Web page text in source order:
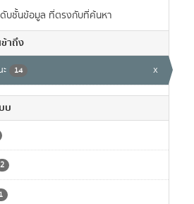
ดับชั้นข้อมูล ที่ตรงกับที่ค้นหา
ข้าถึง
14 x
บ
2
1